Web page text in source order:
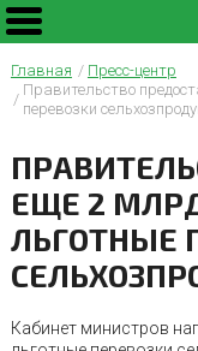
Главная
Пресс-центр
Правительство
перевозки
ЕЩЕ 2
ЛЬГОТНЫЕ
Кабинет министров